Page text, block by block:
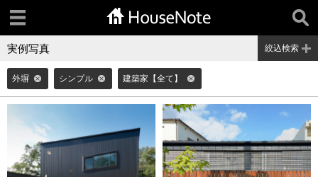
実例写真 絞込検索
外塀 シンプル 建築家【全て】